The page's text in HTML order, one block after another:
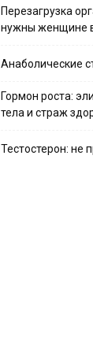
Перезагрузка
нужны женщине
Анаболические
Гормон роста:
тела и страж
Тестостерон: не